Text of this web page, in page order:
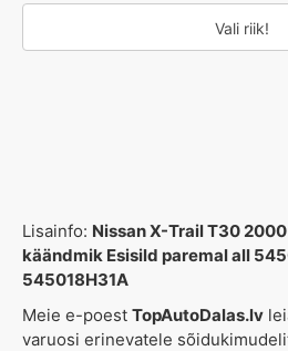
Vali riik!
Lisainfo: Nissan X-Trail T30
käändmik Esisild paremal all
545018H31A
Meie e-poest TopAutoDalas.lv
varuosi erinevatele